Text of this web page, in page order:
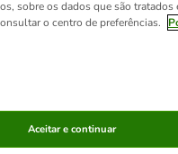
sobre os dados que são tratados
o centro de preferências.
Aceitar e continuar